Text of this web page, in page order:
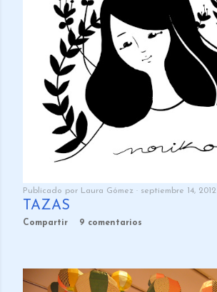
Publicado por Laura Gómez septiembre 14, 2012
TAZAS
Compartir 9 comentarios